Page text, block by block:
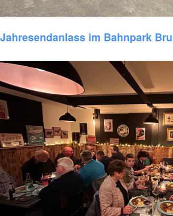
Jahresendanlass im Bahnpark